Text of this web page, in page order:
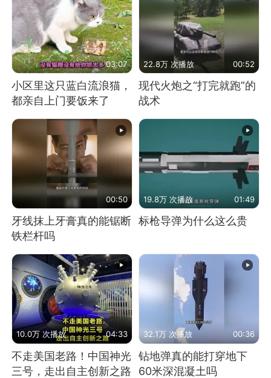
03:07
小区里这只蓝白流浪猫，
都亲自上门要饭来了
22.8万 次播放 00:52
现代火炮之“打完就跑”的
战术
00:50
牙线抹上牙膏真的能锯断
铁栏杆吗
19.8万 次播放 01:49
标枪导弹为什么这么贵
10.0万 次播放 04:33
不走美国老路！中国神光
三号，走出自主创新之路
32.1万 次播放 00:36
钻地弹真的能打穿地下
60米深混凝土吗